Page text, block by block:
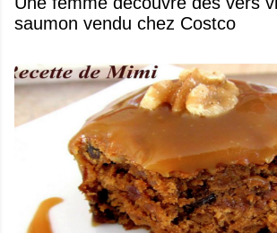
saumon vendu chez Costco